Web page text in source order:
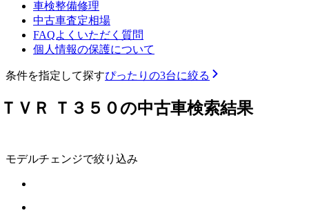
車検整備修理
中古車査定相場
FAQよくいただく質問
個人情報の保護について
条件を指定して探すぴったりの3台に絞る
ＴＶＲ Ｔ３５０の中古車検索結果
モデルチェンジで絞り込み